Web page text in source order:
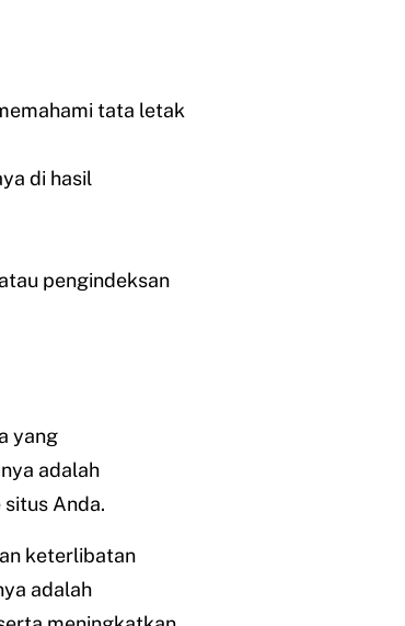
tata letak
di hasil
pengindeksan
yang
adalah
Anda.
keterlibatan
adalah